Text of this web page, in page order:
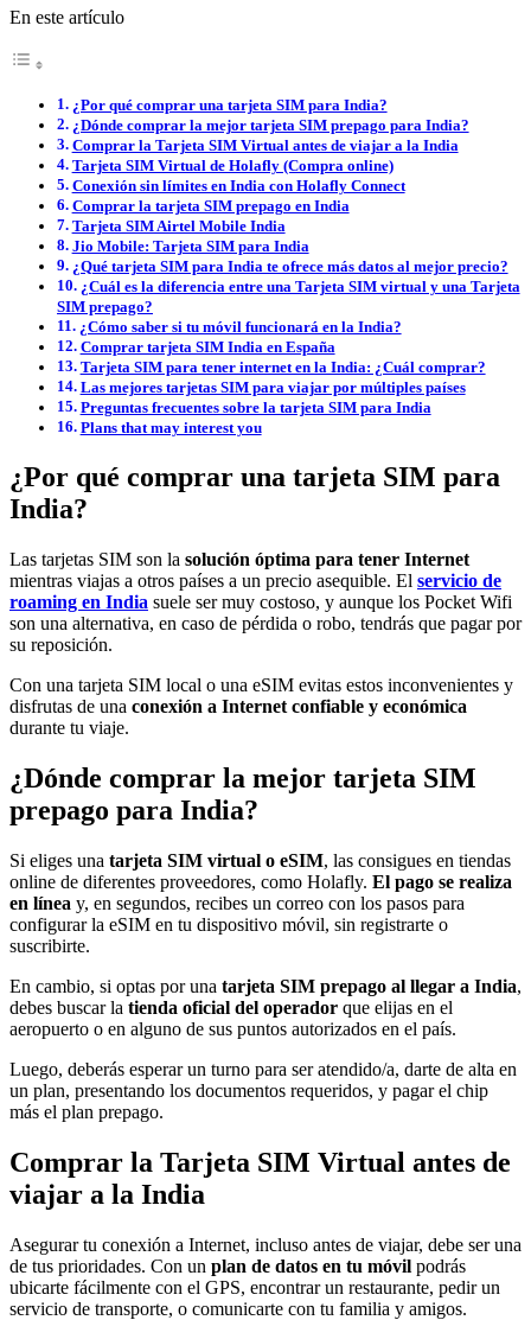
En este artículo
¿Por qué comprar una tarjeta SIM para India?
¿Dónde comprar la mejor tarjeta SIM prepago para India?
Comprar la Tarjeta SIM Virtual antes de viajar a la India
Tarjeta SIM Virtual de Holafly (Compra online)
Conexión sin límites en India con Holafly Connect
Comprar la tarjeta SIM prepago en India
Tarjeta SIM Airtel Mobile India
Jio Mobile: Tarjeta SIM para India
¿Qué tarjeta SIM para India te ofrece más datos al mejor precio?
¿Cuál es la diferencia entre una Tarjeta SIM virtual y una Tarjeta
SIM prepago?
¿Cómo saber si tu móvil funcionará en la India?
Comprar tarjeta SIM India en España
Tarjeta SIM para tener internet en la India: ¿Cuál comprar?
Las mejores tarjetas SIM para viajar por múltiples países
Preguntas frecuentes sobre la tarjeta SIM para India
Plans that may interest you
¿Por qué comprar una tarjeta SIM para
India?
Las tarjetas SIM son la solución óptima para tener Internet
mientras viajas a otros países a un precio asequible. El servicio de
roaming en India suele ser muy costoso, y aunque los Pocket Wifi
son una alternativa, en caso de pérdida o robo, tendrás que pagar por
su reposición.
Con una tarjeta SIM local o una eSIM evitas estos inconvenientes y
disfrutas de una conexión a Internet confiable y económica
durante tu viaje.
¿Dónde comprar la mejor tarjeta SIM
prepago para India?
Si eliges una tarjeta SIM virtual o eSIM, las consigues en tiendas
online de diferentes proveedores, como Holafly. El pago se realiza
en línea y, en segundos, recibes un correo con los pasos para
configurar la eSIM en tu dispositivo móvil, sin registrarte o
suscribirte.
En cambio, si optas por una tarjeta SIM prepago al llegar a India,
debes buscar la tienda oficial del operador que elijas en el
aeropuerto o en alguno de sus puntos autorizados en el país.
Luego, deberás esperar un turno para ser atendido/a, darte de alta en
un plan, presentando los documentos requeridos, y pagar el chip
más el plan prepago.
Comprar la Tarjeta SIM Virtual antes de
viajar a la India
Asegurar tu conexión a Internet, incluso antes de viajar, debe ser una
de tus prioridades. Con un plan de datos en tu móvil podrás
ubicarte fácilmente con el GPS, encontrar un restaurante, pedir un
servicio de transporte, o comunicarte con tu familia y amigos.